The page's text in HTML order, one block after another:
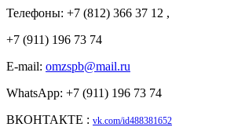
Телефоны: +7 (812) 366 37 12 ,
+7 (911) 196 73 74
E-mail: omzspb@mail.ru
WhatsApp: +7 (911) 196 73 74
ВКОНТАКТЕ : vk.com/id488381652